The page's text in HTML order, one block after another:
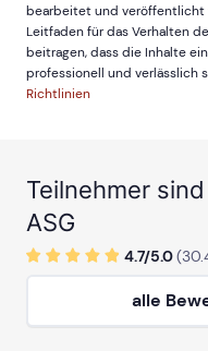
bearbeitet und veröffentlicht
Leitfaden für das Verhalten
beitragen, dass die Inhalte
professionell und verlässlich
Richtlinien
Teilnehmer
ASG
4.7/5.0(
alle